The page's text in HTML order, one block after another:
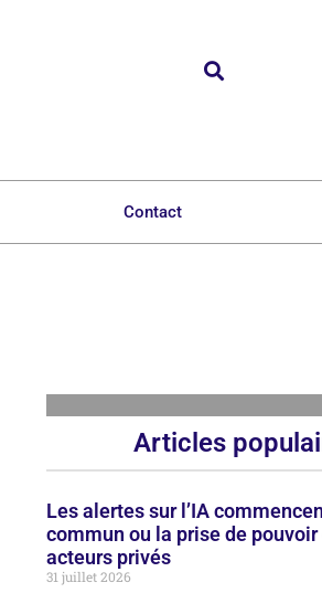
Contact
Articles
Les alertes sur l’IA
commun ou la prise de
acteurs privés
31 juillet 2026